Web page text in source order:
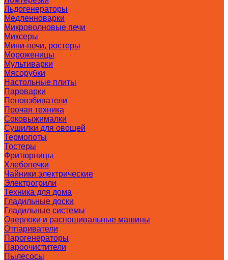
Льдогенераторы
Медленноварки
Микроволновые печи
Миксеры
Мини-печи, ростеры
Мороженицы
Мультиварки
Мясорубки
Настольные плиты
Пароварки
Пеновзбиватели
Прочая техника
Соковыжималки
Сушилки для овощей
Термопоты
Тостеры
Фритюрницы
Хлебопечки
Чайники электрические
Электрогрили
Техника для дома
Гладильные доски
Гладильные системы
Оверлоки и распошивальные машины
Отпариватели
Парогенераторы
Пароочистители
Пылесосы